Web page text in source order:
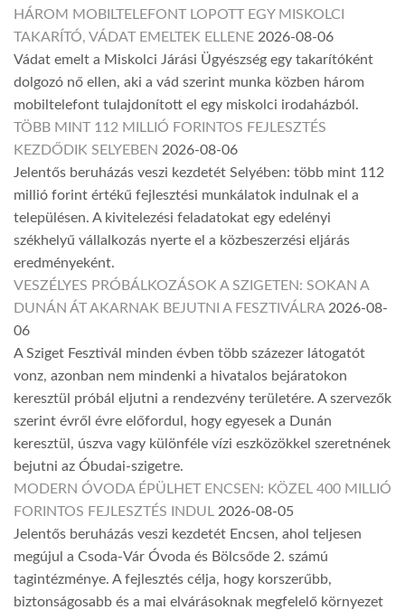
HÁROM MOBILTELEFONT LOPOTT EGY MISKOLCI
TAKARÍTÓ, VÁDAT EMELTEK ELLENE 2026-08-06
Vádat emelt a Miskolci Járási Ügyészség egy takarítóként
dolgozó nő ellen, aki a vád szerint munka közben három
mobiltelefont tulajdonított el egy miskolci irodaházból.
TÖBB MINT 112 MILLIÓ FORINTOS FEJLESZTÉS
KEZDŐDIK SELYEBEN 2026-08-06
Jelentős beruházás veszi kezdetét Selyében: több mint 112
millió forint értékű fejlesztési munkálatok indulnak el a
településen. A kivitelezési feladatokat egy edelényi
székhelyű vállalkozás nyerte el a közbeszerzési eljárás
eredményeként.
VESZÉLYES PRÓBÁLKOZÁSOK A SZIGETEN: SOKAN A
DUNÁN ÁT AKARNAK BEJUTNI A FESZTIVÁLRA 2026-08-
06
A Sziget Fesztivál minden évben több százezer látogatót
vonz, azonban nem mindenki a hivatalos bejáratokon
keresztül próbál eljutni a rendezvény területére. A szervezők
szerint évről évre előfordul, hogy egyesek a Dunán
keresztül, úszva vagy különféle vízi eszközökkel szeretnének
bejutni az Óbudai-szigetre.
MODERN ÓVODA ÉPÜLHET ENCSEN: KÖZEL 400 MILLIÓ
FORINTOS FEJLESZTÉS INDUL 2026-08-05
Jelentős beruházás veszi kezdetét Encsen, ahol teljesen
megújul a Csoda-Vár Óvoda és Bölcsőde 2. számú
tagintézménye. A fejlesztés célja, hogy korszerűbb,
biztonságosabb és a mai elvárásoknak megfelelő környezet